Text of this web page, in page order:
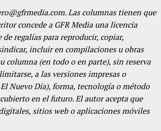
Las columnas tienen que
concede a GFR Media una licencia
regalías para reproducir, copiar,
incluir en compilaciones u obras
columna (en todo o en parte), sin reserva
a las versiones impresas o
Nuevo Día), forma, tecnología o método
en el futuro. El autor acepta que
sitios web o aplicaciones móviles